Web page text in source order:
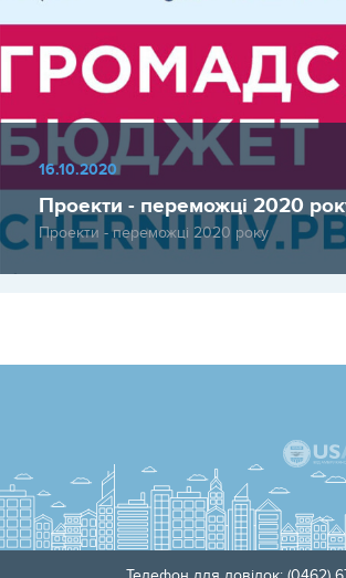
16.10.2020
Проекти - переможці 2020
Проекти - переможці 2020 року